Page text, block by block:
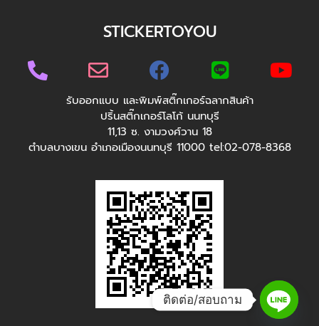
STICKERTOYOU
รับออกแบบ และพิมพ์สติ๊กเกอร์ฉลากสินค้า
ปริ้นสติ๊กเกอร์โลโก้ นนทบุรี
11,13 ซ. งามวงศ์วาน 18
ตำบลบางเขน อำเภอเมืองนนทบุรี 11000 tel:02-078-8368
ติดต่อ/สอบถาม